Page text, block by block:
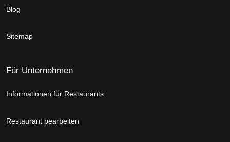
Blog
Sitemap
Für Unternehmen
Informationen für Restaurants
Restaurant bearbeiten